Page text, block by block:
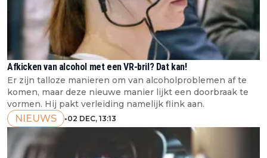
Afkicken van alcohol met een VR-bril? Dat kan!
Er zijn talloze manieren om van alcoholproblemen af te
komen, maar deze nieuwe manier lijkt een doorbraak te
vormen. Hij pakt verleiding namelijk flink aan.
NIEUWS •02 DEC, 13:13